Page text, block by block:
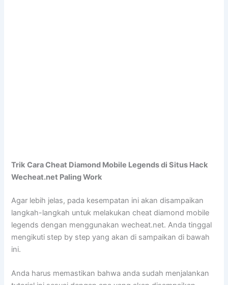
Trik Cara Cheat Diamond Mobile Legends di Situs Hack
Wecheat.net Paling Work
Agar lebih jelas, pada kesempatan ini akan disampaikan
langkah-langkah untuk melakukan cheat diamond mobile
legends dengan menggunakan wecheat.net. Anda tinggal
mengikuti step by step yang akan di sampaikan di bawah
ini.
Anda harus memastikan bahwa anda sudah menjalankan